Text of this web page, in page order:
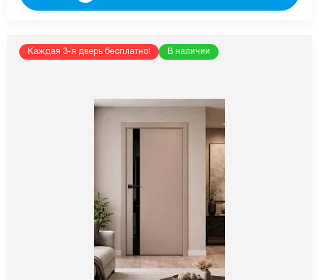
Каждая 3-я дверь бесплатно! В наличии